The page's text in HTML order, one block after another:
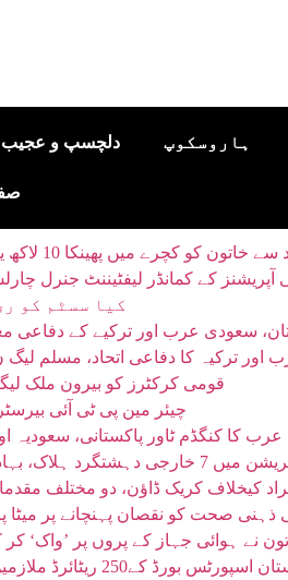
دلچسپ و عجیب ہاروسکوپ
میں پھینکا 10 لاکھ یورو کا لاٹری ٹکٹ واپس مل گیا
کے کمانڈر لیفٹیننٹ جنرل
کیا سسٹم کو
سعودی عرب اور ترکیے کے دفاعی
اور ترکیہ کا دفاعی اتحاد، مسلم
قومی کرکٹرز کو بیرون ملک
چیئر مین پی ٹی آئی
کا کنگڈم ٹاور پاکستانی،
سے لڑتے ہوئے کیپٹن شہید
کیخلاف کریک ڈاؤن، دو مختلف
صحت کو نقصان پہنچانے پر میٹا پر 57 کروڑ ڈالرز کا جرمانہ
بورڈ کے250 ریٹائرڈ ملازمین دو ماہ سے پنشن سے محروم